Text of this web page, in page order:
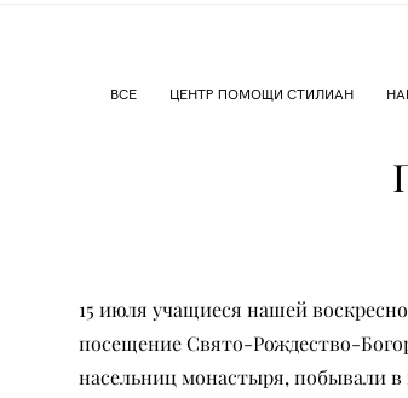
ВСЕ ЦЕНТР ПОМОЩИ СТИЛИАН
15 июля учащиеся нашей
посещение Свято-Рождество-
насельниц монастыря, побывали